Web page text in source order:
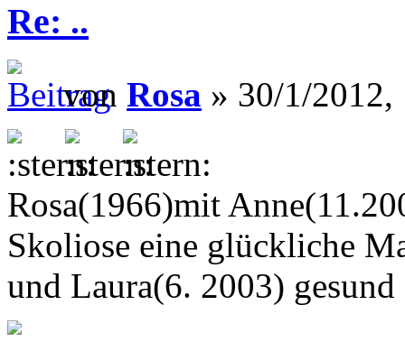
Re: ..
von Rosa » 30/1/2012,
Rosa(1966)mit
Skoliose eine glückliche
und Laura(6. 2003) gesund